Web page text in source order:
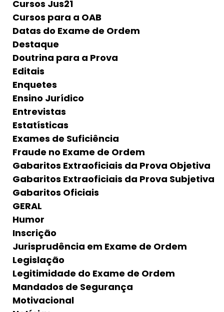
Cursos Jus21
Cursos para a OAB
Datas do Exame de Ordem
Destaque
Doutrina para a Prova
Editais
Enquetes
Ensino Jurídico
Entrevistas
Estatísticas
Exames de Suficiência
Fraude no Exame de Ordem
Gabaritos Extraoficiais da Prova Objetiva
Gabaritos Extraoficiais da Prova Subjetiva
Gabaritos Oficiais
GERAL
Humor
Inscrição
Jurisprudência em Exame de Ordem
Legislação
Legitimidade do Exame de Ordem
Mandados de Segurança
Motivacional